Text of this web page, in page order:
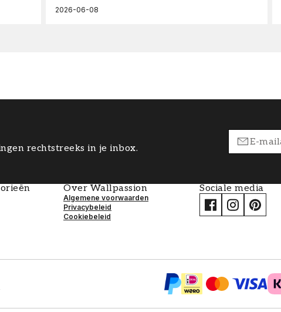
2026-06-08
rechtstreeks in je inbox.
Over Wallpassion
Algemene voorwaarden
Privacybeleid
Cookiebeleid
Sociale media